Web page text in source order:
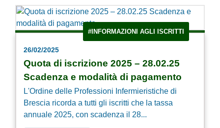
#INFORMAZIONI AGLI ISCRITTI
26/02/2025
Quota di iscrizione 2025 – 28.02.25
Scadenza e modalità di pagamento
L'Ordine delle Professioni Infermieristiche di
Brescia ricorda a tutti gli iscritti che la tassa
annuale 2025, con scadenza il 28...